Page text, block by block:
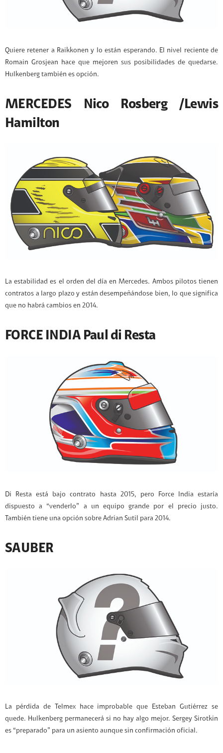
Quiere retener a Raikkonen y lo están esperando. El nivel reciente de
Romain Grosjean hace que mejoren sus posibilidades de quedarse.
Hulkenberg también es opción.
MERCEDES Nico Rosberg /Lewis
Hamilton
La estabilidad es el orden del día en Mercedes. Ambos pilotos tienen
contratos a largo plazo y están desempeñándose bien, lo que significa
que no habrá cambios en 2014.
FORCE INDIA Paul di Resta
Di Resta está bajo contrato hasta 2015, pero Force India estaría
dispuesto a “venderlo” a un equipo grande por el precio justo.
También tiene una opción sobre Adrian Sutil para 2014.
SAUBER
La pérdida de Telmex hace improbable que Esteban Gutiérrez se
quede. Hulkenberg permanecerá si no hay algo mejor. Sergey Sirotkin
es “preparado” para un asiento aunque sin confirmación oficial.